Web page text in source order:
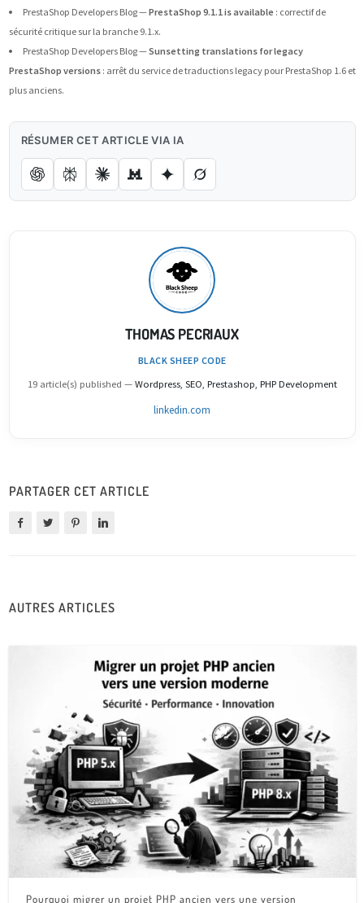
PrestaShop Developers Blog —PrestaShop 9.1.1 is available : correctif de
sécurité critique sur la branche 9.1.x.
PrestaShop Developers Blog —Sunsetting translations for legacy
PrestaShop versions: arrêt du service de traductions legacy pour PrestaShop 1.6 et
plus anciens.
RÉSUMER CET ARTICLE VIA IA
THOMAS PECRIAUX
BLACK SHEEP CODE
19 article(s) published — Wordpress, SEO, Prestashop, PHP Development
linkedin.com
PARTAGER CET ARTICLE
AUTRES ARTICLES
Pourquoi migrer un projet PHP ancien vers une version